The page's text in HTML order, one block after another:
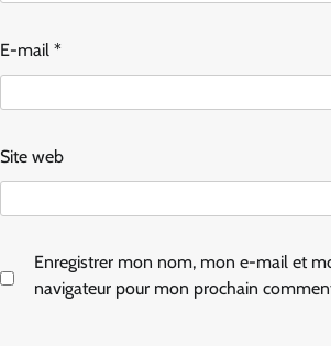
E-mail *
Site web
Enregistrer mon nom, mon e-mail et
navigateur pour mon prochain